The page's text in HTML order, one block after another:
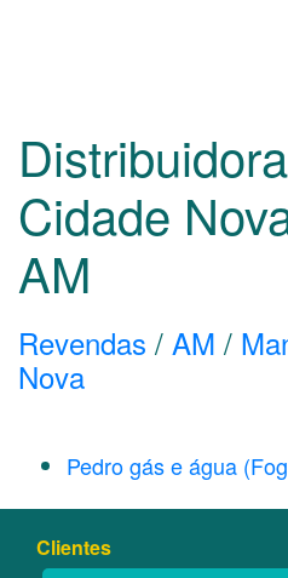
Cidade
AM
Revendas / AM /
Nova
Pedro gás e água
Clientes